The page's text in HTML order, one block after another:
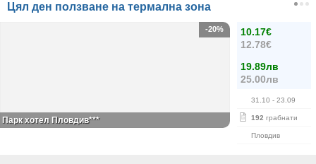
Цял ден ползване на термална зона
10.17€
12.78€
19.89лв
25.00лв
31.10 - 23.09
192 грабнати
Пловдив
-20%
Парк хотел Пловдив***